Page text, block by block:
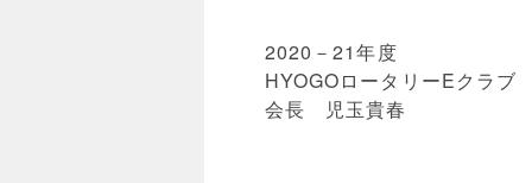
2020－21年度
HYOGOロータリーEクラブ
会長 児玉貴春